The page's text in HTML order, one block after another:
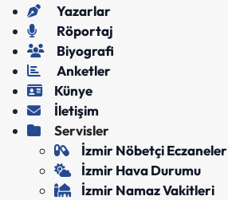
Yazarlar
Röportaj
Biyografi
Anketler
Künye
İletişim
Servisler
İzmir Nöbetçi Eczaneler
İzmir Hava Durumu
İzmir Namaz Vakitleri